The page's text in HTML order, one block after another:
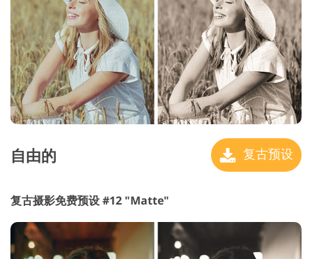
自由的 复古预设
复古摄影免费预设 #12 "Matte"